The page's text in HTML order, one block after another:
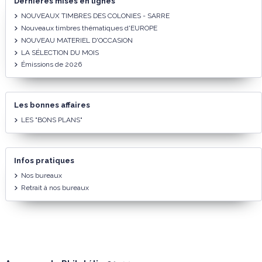
NOUVEAUX TIMBRES DES COLONIES - SARRE
Nouveaux timbres thématiques d'EUROPE
NOUVEAU MATERIEL D'OCCASION
LA SÉLECTION DU MOIS
Émissions de 2026
Les bonnes affaires
LES "BONS PLANS"
Infos pratiques
Nos bureaux
Retrait à nos bureaux